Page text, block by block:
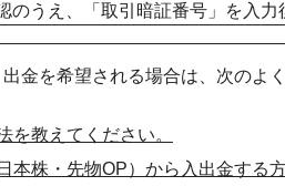
のうえ、「取引暗証番号」を入
金を希望される場合は、次のよ
を教えてください。
本株・先物OP）から入出金する